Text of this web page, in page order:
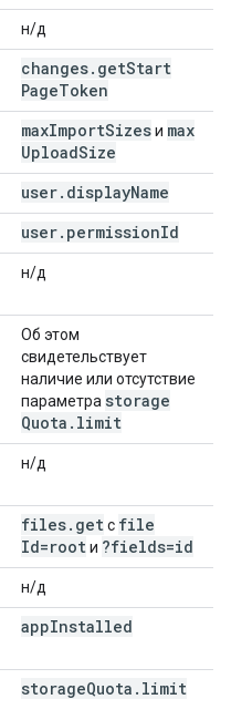
н/д
changes. getStart
PageToken
maxImportSizesи max
UploadSize
user. displayName
user. permissionId
н/д
Об этом
свидетельствует
наличие или отсутствие
параметра storage
Quota . limit
н/д
files. getс file
Id=rootи ?fields=id
н/д
appInstalled
storageQuota . limit